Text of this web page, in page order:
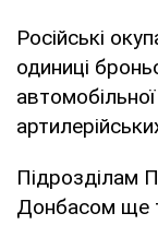
Російські
одиниці
Підрозділам
Донбасом ще